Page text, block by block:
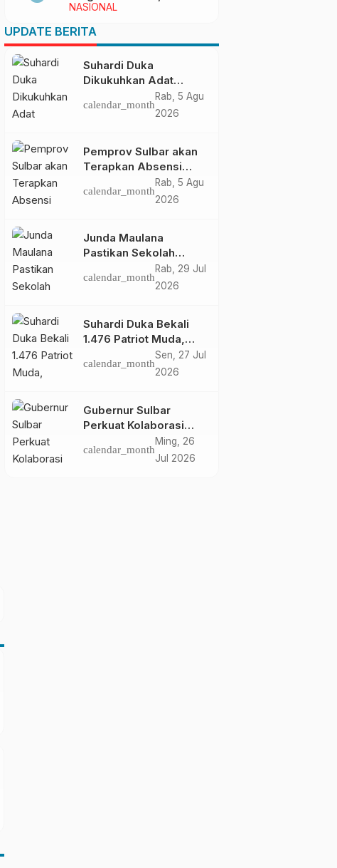
NASIONAL
PUPR Siap Optimalkan
Pendapatan Daerah
UPDATE BERITA
Suhardi Duka
Dikukuhkan Adat
Balanipa, Raih Gelar
Sulo Tappidena
calendar_month
Rab, 5 Agu
2026
Pemprov Sulbar akan
Terapkan Absensi
Online untuk ASN
calendar_month
Rab, 5 Agu
2026
Junda Maulana
Pastikan Sekolah
Rakyat Mamuju Siap
Digunakan
calendar_month
Rab, 29 Jul
2026
Suhardi Duka Bekali
1.476 Patriot Muda,
Dorong Hasil Riset Jadi
Dasar Kebijakan
calendar_month
Sen, 27 Jul
2026
Gubernur Sulbar
Perkuat Kolaborasi
Riset dengan BRIN
untuk Mendukung
calendar_month
Ming, 26
Jul 2026